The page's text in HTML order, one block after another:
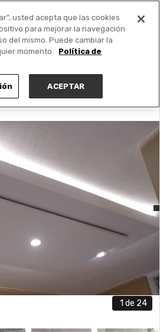
PUBLICA GRATIS +
1 de 24
usted acepta que las cookies
para mejorar la navegación
del mismo. Puede cambiar la
momento.
Política de
ACEPTAR